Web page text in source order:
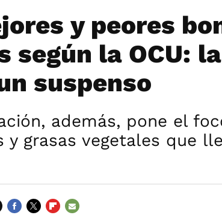
y peores
según la OCU:
suspenso
además, pone el
y grasas vegetales que